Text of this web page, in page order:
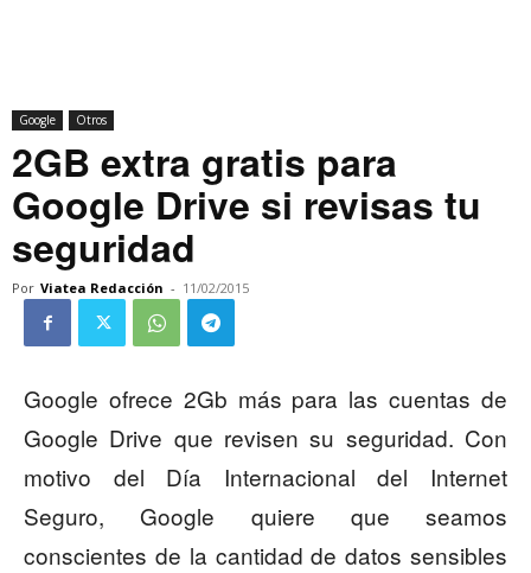
Google Otros
2GB extra gratis para
Google Drive si revisas tu
seguridad
Por Viatea Redacción - 11/02/2015
Google ofrece 2Gb más para las cuentas de
Google Drive que revisen su seguridad. Con
motivo del Día Internacional del Internet
Seguro, Google quiere que seamos
conscientes de la cantidad de datos sensibles